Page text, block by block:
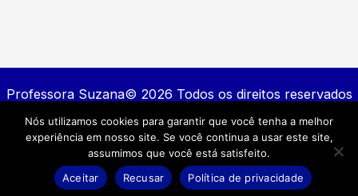
Professora Suzana© 2026 Todos os direitos reservados
Contato
Política de privacidade
Termos e Condições
Nós utilizamos cookies para garantir que você tenha a melhor
experiência em nosso site. Se você continua a usar este site,
assumimos que você está satisfeito.
Aceitar
Recusar Política de privacidade